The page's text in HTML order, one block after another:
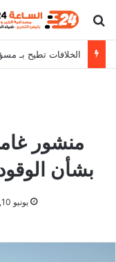
بحث عن
الخلافات تطيح بـ
منشور
بشأن
يونيو 10, 2026